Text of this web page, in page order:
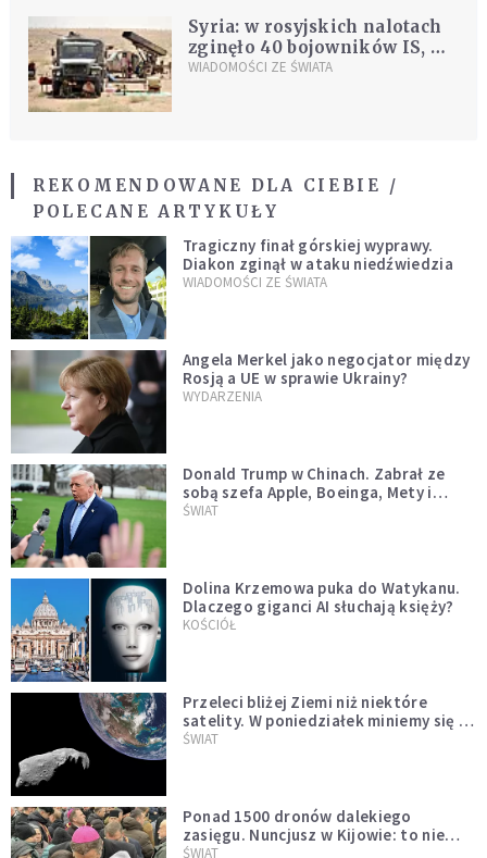
Syria: w rosyjskich nalotach
zginęło 40 bojowników IS, w
tym 4 dowódców
WIADOMOŚCI ZE ŚWIATA
REKOMENDOWANE DLA CIEBIE /
POLECANE ARTYKUŁY
Tragiczny finał górskiej wyprawy.
Diakon zginął w ataku niedźwiedzia
WIADOMOŚCI ZE ŚWIATA
Angela Merkel jako negocjator między
Rosją a UE w sprawie Ukrainy?
WYDARZENIA
Donald Trump w Chinach. Zabrał ze
sobą szefa Apple, Boeinga, Mety i
Muska
ŚWIAT
Dolina Krzemowa puka do Watykanu.
Dlaczego giganci AI słuchają księży?
KOŚCIÓŁ
Przeleci bliżej Ziemi niż niektóre
satelity. W poniedziałek miniemy się z
asteroidą, która poprzedzi znacznie
ŚWIAT
Ponad 1500 dronów dalekiego
zasięgu. Nuncjusz w Kijowie: to nie
wygląda na wolę zakończenia wojny
ŚWIAT